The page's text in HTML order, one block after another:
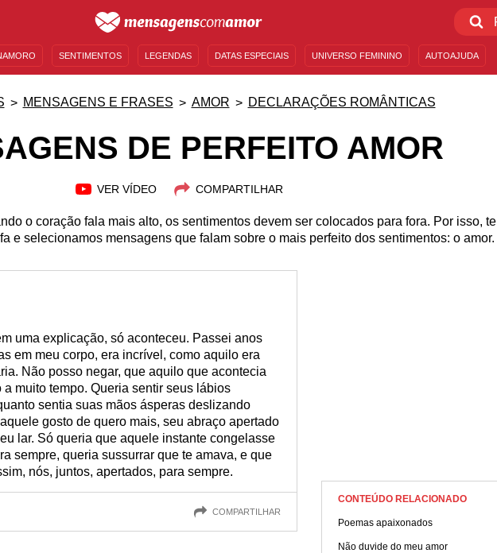
SENTIMENTOS LEGENDAS DATAS ESPECIAIS UNIVERSO FEMININO AUTOAJUDA
MENSAGENS E FRASES AMOR DECLARAÇÕES ROMÂNTICAS
DE PERFEITO AMOR
VER VÍDEO COMPARTILHAR
o coração fala mais alto, os sentimentos devem ser colocados para fora. Por isso, te
e selecionamos mensagens que falam sobre o mais perfeito dos sentimentos: o amor.
uma explicação, só aconteceu. Passei anos
em meu corpo, era incrível, como aquilo era
Não posso negar, que aquilo que acontecia
muito tempo. Queria sentir seus lábios
sentia suas mãos ásperas deslizando
gosto de quero mais, seu abraço apertado
lar. Só queria que aquele instante congelasse
sempre, queria sussurrar que te amava, e que
nós, juntos, apertados, para sempre.
COMPARTILHAR
CONTEÚDO RELACIONADO
Poemas apaixonados
Não duvide do meu amor